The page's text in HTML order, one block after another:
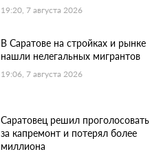
19:20, 7 августа 2026
В Саратове на стройках и рынке
нашли нелегальных мигрантов
19:06, 7 августа 2026
Саратовец решил проголосовать
за капремонт и потерял более
миллиона